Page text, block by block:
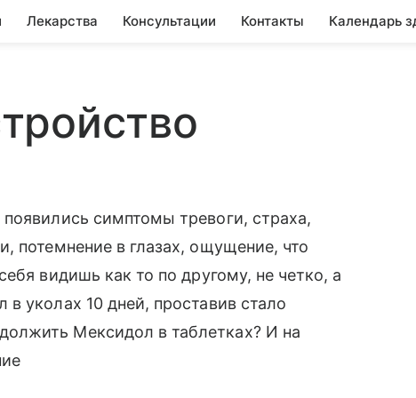
Лекарства Консультации Контакты Календарь
симптомы тревоги, страха,
потемнение в глазах, ощущение, что
видишь как то по другому, не четко, а
уколах 10 дней, проставив стало
Мексидол в таблетках? И на